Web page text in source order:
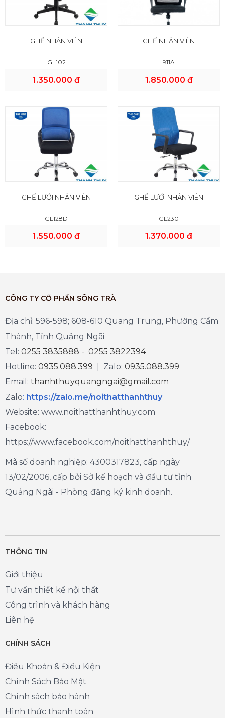
GHẾ NHÂN VIÊN
GL102
1.350.000 đ
GHẾ NHÂN VIÊN
911A
1.850.000 đ
GHẾ LƯỚI NHÂN VIÊN
GL128D
1.550.000 đ
GHẾ LƯỚI NHÂN VIÊN
GL230
1.370.000 đ
CÔNG TY CỔ PHẦN SÔNG TRÀ
Địa chỉ: 596-598; 608-610 Quang Trung, Phường Cẩm
Thành, Tỉnh Quảng Ngãi
Tel: 0255 3835888 - 0255 3822394
Hotline: 0935.088.399 | Zalo: 0935.088.399
Email: thanhthuyquangngai@gmail.com
Zalo: https://zalo.me/noithatthanhthuy
Website: www.noithatthanhthuy.com
Facebook:
https://www.facebook.com/noithatthanhthuy/
Mã số doanh nghiệp: 4300317823, cấp ngày
13/02/2006, cấp bởi Sở kế hoạch và đầu tư tỉnh
Quảng Ngãi - Phòng đăng ký kinh doanh.
THÔNG TIN
Giới thiệu
Tư vấn thiết kế nội thất
Công trình và khách hàng
Liên hệ
CHÍNH SÁCH
Điều Khoản & Điều Kiện
Chính Sách Bảo Mật
Chính sách bảo hành
Hình thức thanh toán